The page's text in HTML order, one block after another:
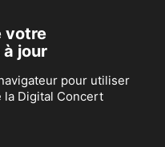
votre
à jour
pour utiliser
Digital Concert